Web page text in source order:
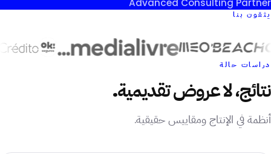
Advanced Consulting Partner
يثقون بنا
دراسات حالة
نتائج، لا عروض تقديمية.
أنظمة في الإنتاج ومقاييس حقيقية.